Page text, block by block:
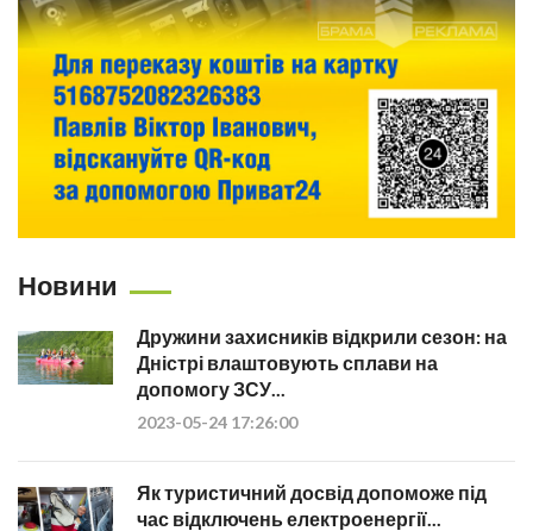
Новини
Дружини захисників відкрили сезон: на
Дністрі влаштовують сплави на
допомогу ЗСУ...
2023-05-24 17:26:00
Як туристичний досвід допоможе під
час відключень електроенергії...